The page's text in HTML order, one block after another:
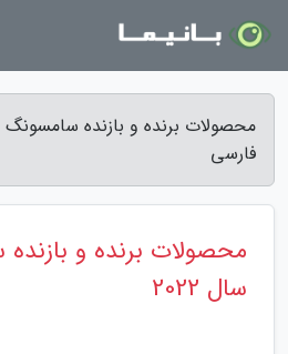
فارسی
محصولات برنده و
سال 2022